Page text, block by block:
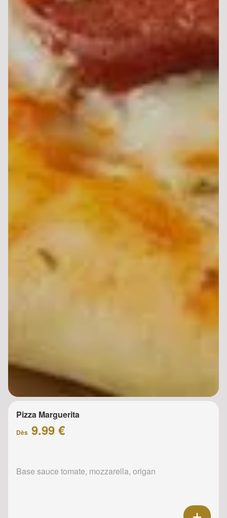
Pizza Marguerita
Dès 9.99 €
Base sauce tomate, mozzarella, origan